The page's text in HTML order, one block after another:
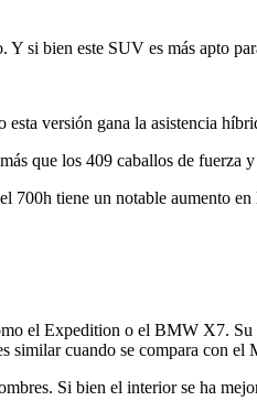
bien este SUV es más apto
versión gana la asistencia
que los 409 caballos de fuerza
tiene un notable aumento
el Expedition o el BMW X7. Su
similar cuando se compara con el
Si bien el interior se ha